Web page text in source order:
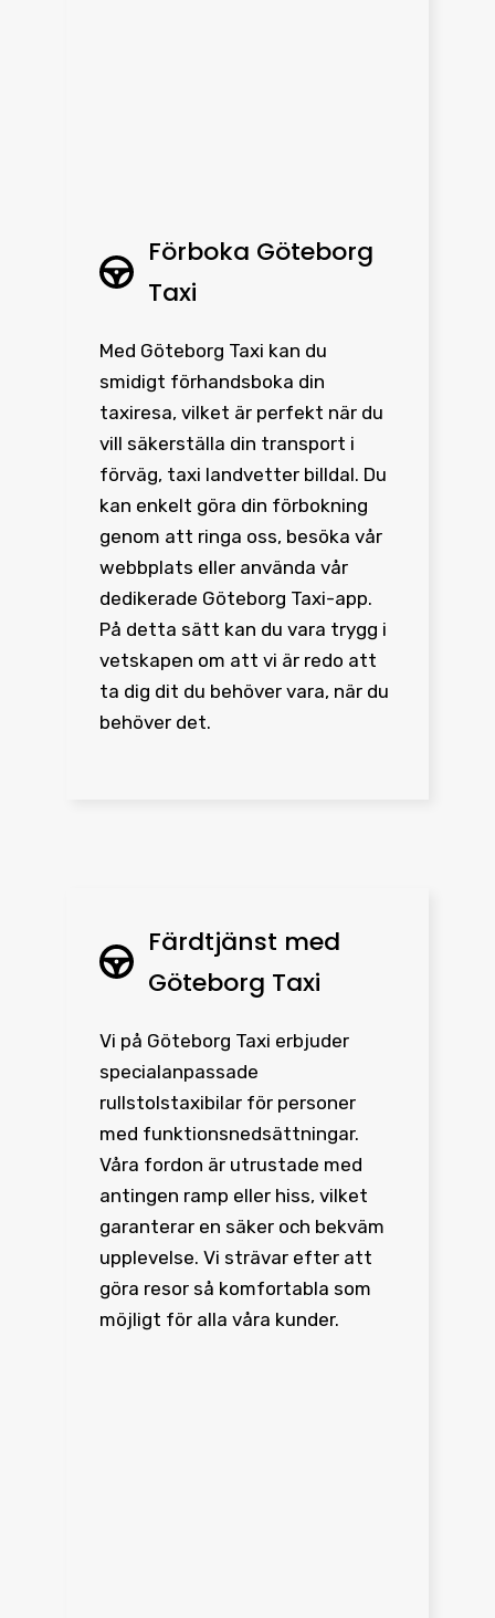
Förboka Göteborg
Taxi
Med Göteborg Taxi kan du
smidigt förhandsboka din
taxiresa, vilket är perfekt när du
vill säkerställa din transport i
förväg, taxi landvetter billdal. Du
kan enkelt göra din förbokning
genom att ringa oss, besöka vår
webbplats eller använda vår
dedikerade Göteborg Taxi-app.
På detta sätt kan du vara trygg i
vetskapen om att vi är redo att
ta dig dit du behöver vara, när du
behöver det.
Färdtjänst med
Göteborg Taxi
Vi på Göteborg Taxi erbjuder
specialanpassade
rullstolstaxibilar för personer
med funktionsnedsättningar.
Våra fordon är utrustade med
antingen ramp eller hiss, vilket
garanterar en säker och bekväm
upplevelse. Vi strävar efter att
göra resor så komfortabla som
möjligt för alla våra kunder.